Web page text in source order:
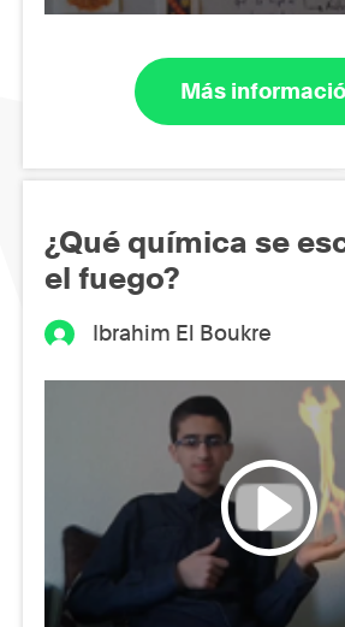
Más
¿Qué química se
el fuego?
Ibrahim El Boukre